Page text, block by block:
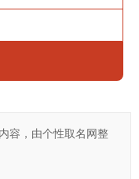
容，由个性取名网整